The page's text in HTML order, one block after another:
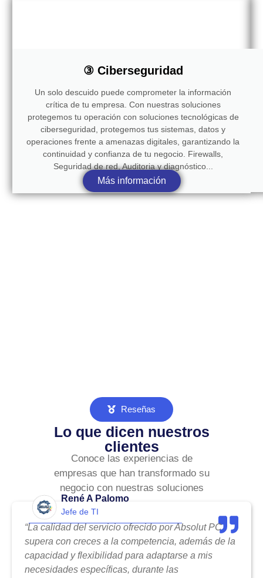
③ Ciberseguridad
Un solo descuido puede comprometer la información
crítica de tu empresa. Con nuestras soluciones
protegemos tu operación con soluciones tecnológicas de
ciberseguridad, protegemos tus sistemas, datos y
operaciones frente a amenazas digitales, garantizando la
continuidad y confianza de tu negocio. Firewalls,
Seguridad de red, Auditoria y diagnóstico...
Más información
Reseñas
Lo que dicen nuestros
clientes
Conoce las experiencias de
empresas que han transformado su
negocio con nuestras soluciones
René A Palomo
Jefe de TI
“La calidad del servicio ofrecido por Absolut PC
supera con creces a la competencia, además de la
capacidad y flexibilidad para adaptarse a mis
necesidades específicas, durante las